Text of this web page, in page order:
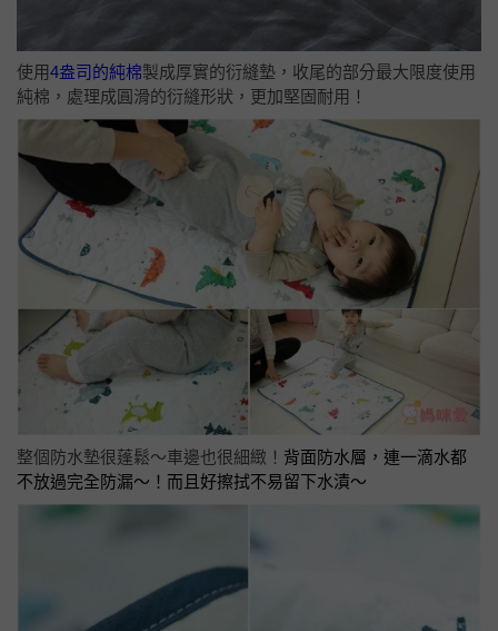
使用4盎司的純棉製成厚實的衍縫墊，收尾的部分最大限度使用
純棉，處理成圓滑的衍縫形狀，更加堅固耐用！
整個防水墊很蓬鬆～車邊也很細緻！ 背面防水層， 連一滴水都
不放過完全防漏～ ！而且好擦拭不易留下水漬～